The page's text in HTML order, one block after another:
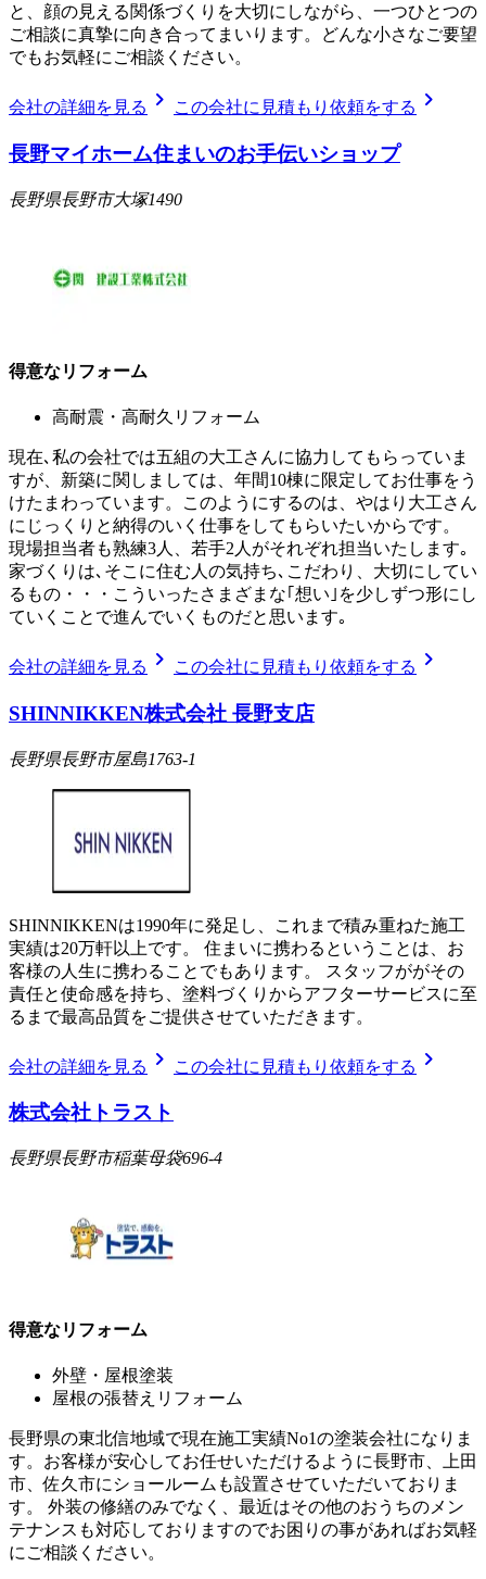
と、顔の見える関係づくりを大切にしながら、一つひとつの
ご相談に真摯に向き合ってまいります。どんな小さなご要望
でもお気軽にご相談ください。
会社の詳細を見る chevron_right この会社に見積もり依頼をする chevron_right
長野マイホーム住まいのお手伝いショップ
長野県長野市大塚1490
得意なリフォーム
高耐震・高耐久リフォーム
現在､私の会社では五組の大工さんに協力してもらっていま
すが、新築に関しましては、年間10棟に限定してお仕事をう
けたまわっています。このようにするのは、やはり大工さん
にじっくりと納得のいく仕事をしてもらいたいからです。
現場担当者も熟練3人、若手2人がそれぞれ担当いたします｡
家づくりは､そこに住む人の気持ち､こだわり、大切にしてい
るもの・・・こういったさまざまな｢想い｣を少しずつ形にし
ていくことで進んでいくものだと思います｡
会社の詳細を見る chevron_right この会社に見積もり依頼をする chevron_right
SHINNIKKEN株式会社 長野支店
長野県長野市屋島1763-1
SHINNIKKENは1990年に発足し、これまで積み重ねた施工
実績は20万軒以上です。 住まいに携わるということは、お
客様の人生に携わることでもあります。 スタッフががその
責任と使命感を持ち、塗料づくりからアフターサービスに至
るまで最高品質をご提供させていただきます。
会社の詳細を見る chevron_right この会社に見積もり依頼をする chevron_right
株式会社トラスト
長野県長野市稲葉母袋696-4
得意なリフォーム
外壁・屋根塗装
屋根の張替えリフォーム
長野県の東北信地域で現在施工実績No1の塗装会社になりま
す。お客様が安心してお任せいただけるように長野市、上田
市、佐久市にショールームも設置させていただいておりま
す。 外装の修繕のみでなく、最近はその他のおうちのメン
テナンスも対応しておりますのでお困りの事があればお気軽
にご相談ください。